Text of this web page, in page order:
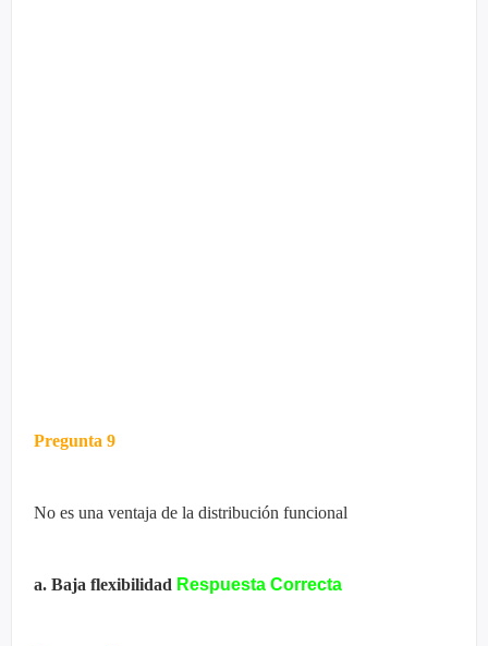
Pregunta 9
No es una ventaja de la distribución funcional
a. Baja flexibilidad Respuesta Correcta